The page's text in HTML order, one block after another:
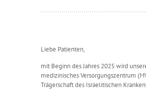
Liebe Patienten,
mit Beginn des Jahres 2025 wird
medizinisches Versorgungszentrum
Trägerschaft des Israelitischen